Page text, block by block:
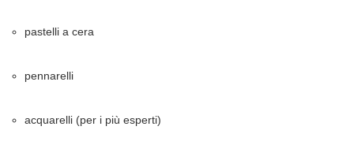
pastelli a cera
pennarelli
acquarelli (per i più esperti)